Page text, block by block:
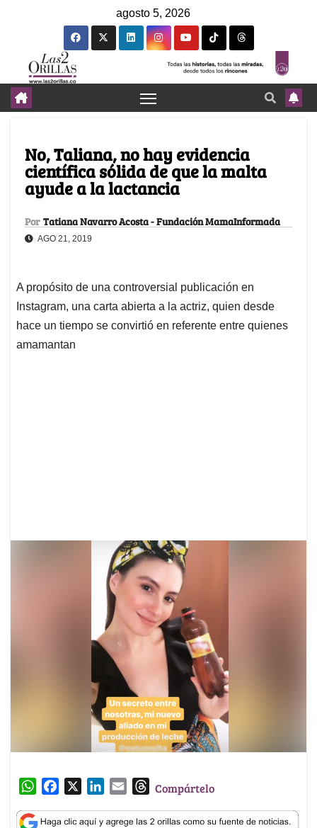
agosto 5, 2026
No, Taliana, no hay evidencia
científica sólida de que la malta
ayude a la lactancia
Por Tatiana Navarro Acosta - Fundación MamaInformada
AGO 21, 2019
A propósito de una controversial publicación en
Instagram, una carta abierta a la actriz, quien desde
hace un tiempo se convirtió en referente entre quienes
amamantan
W
a
c
n
a
T
r
Compártelo